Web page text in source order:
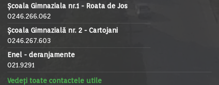
Școala Gimnaziala nr.1 - Roata de Jos
0246.266.062
Școala Gimnazială nr. 2 - Cartojani
0246.267.603
Enel - deranjamente
021.9291
Vedeți toate contactele utile